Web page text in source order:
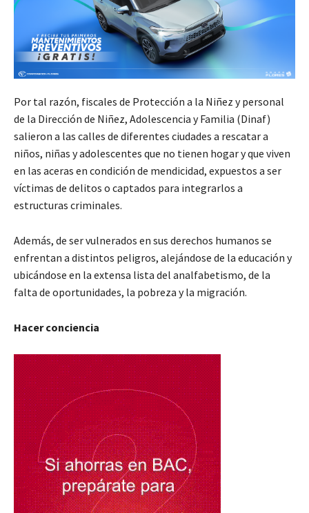
Por tal razón, fiscales de Protección a la Niñez y personal
de la Dirección de Niñez, Adolescencia y Familia (Dinaf)
salieron a las calles de diferentes ciudades a rescatar a
niños, niñas y adolescentes que no tienen hogar y que viven
en las aceras en condición de mendicidad, expuestos a ser
víctimas de delitos o captados para integrarlos a
estructuras criminales.
Además, de ser vulnerados en sus derechos humanos se
enfrentan a distintos peligros, alejándose de la educación y
ubicándose en la extensa lista del analfabetismo, de la
falta de oportunidades, la pobreza y la migración.
Hacer conciencia